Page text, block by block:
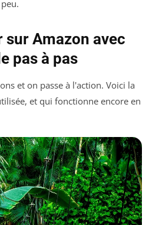
sur Amazon avec
pas à pas
et on passe à l'action. Voici la
et qui fonctionne encore en